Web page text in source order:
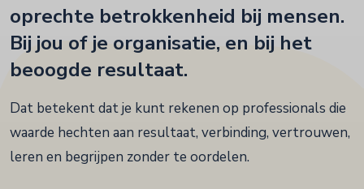
oprechte betrokkenheid bij mensen.
Bij jou of je organisatie, en bij het
beoogde resultaat.
Dat betekent dat je kunt rekenen op professionals die
waarde hechten aan resultaat, verbinding, vertrouwen,
leren en begrijpen zonder te oordelen.